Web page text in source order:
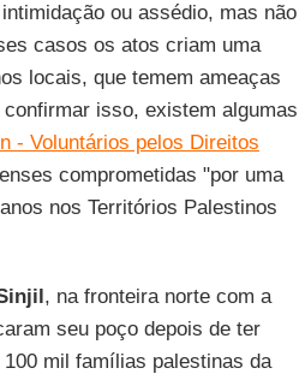
ou assédio, mas não
casos os atos criam uma
locais, que temem ameaças
isso, existem algumas
- Voluntários pelos Direitos
comprometidas "por uma
nos Territórios Palestinos
, na fronteira norte com a
seu poço depois de ter
mil famílias palestinas da